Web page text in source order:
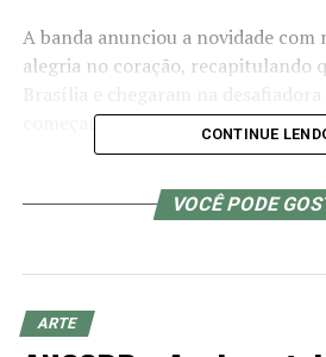
A banda anunciou a novidade com
alegria no coração, recapitulando
começando sua brilhante carreira:
construímos amizades. Sonho que
Além dos dois primeiros
CONTINUE
VOCÊ PODE
ARTE